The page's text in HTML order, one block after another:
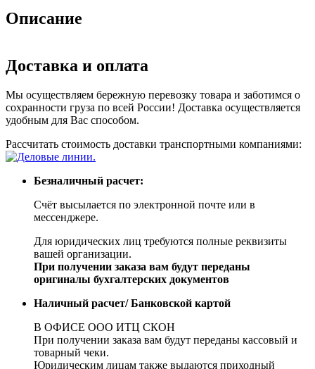
Описание
Доставка и оплата
Мы осуществляем бережную перевозку товара и заботимся о
сохранности груза по всей России! Доставка осуществляется
удобным для Вас способом.
Рассчитать стоимость доставки транспортными компаниями:
Безналичный расчет:
Счёт высылается по электронной почте или в
мессенджере.
Для юридических лиц требуются полные реквизиты
вашей организации.
При получении заказа вам будут переданы
оригиналы бухгалтерских документов
Наличный расчет/ Банковской картой
В ОФИСЕ ООО ИТЦ СКОН
При получении заказа вам будут переданы кассовый и
товарный чеки.
Юридическим лицам также выдаются приходный